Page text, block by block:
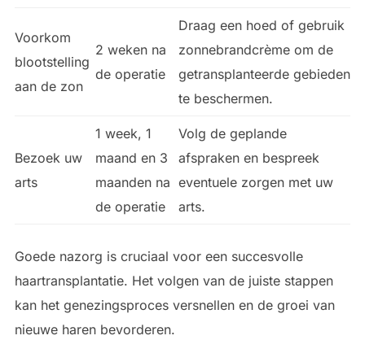
Voorkom
blootstelling
aan de zon
2 weken na
de operatie
Draag een hoed of gebruik
zonnebrandcrème om de
getransplanteerde gebieden
te beschermen.
Bezoek uw
arts
1 week, 1
maand en 3
maanden na
de operatie
Volg de geplande
afspraken en bespreek
eventuele zorgen met uw
arts.
Goede nazorg is cruciaal voor een succesvolle
haartransplantatie. Het volgen van de juiste stappen
kan het genezingsproces versnellen en de groei van
nieuwe haren bevorderen.